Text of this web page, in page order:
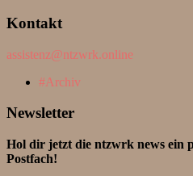
Kontakt
assistenz@ntzwrk.online
Archiv
Newsletter
Hol dir jetzt die ntzwrk news ein
Postfach!